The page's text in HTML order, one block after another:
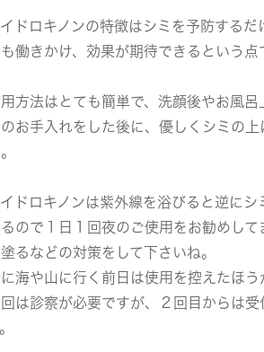
イドロキノンの特徴はシミを予防するだ
働きかけ、効果が期待できるという点
方法はとても簡単で、洗顔後やお風
お手入れをした後に、優しくシミの
イドロキノンは紫外線を浴びると逆に
ので１日１回夜のご使用をお勧めして
るなどの対策をして下さいね。
海や山に行く前日は使用を控えたほう
は診察が必要ですが、２回目からは